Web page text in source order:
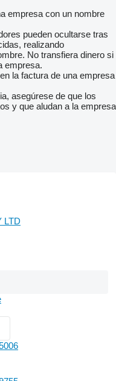
empresa con un nombre
pueden ocultarse tras
realizando
No transfiera dinero si
empresa.
la factura de una empresa
asegúrese de que los
y que aludan a la empresa
LTD